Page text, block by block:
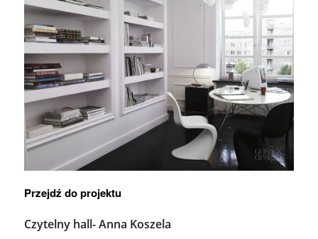
Przejdź do projektu
Czytelny hall-Anna Koszela